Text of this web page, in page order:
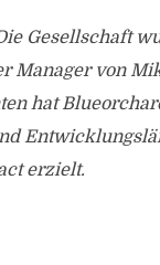
Gesellschaft
Manager von
hat
erzielt.